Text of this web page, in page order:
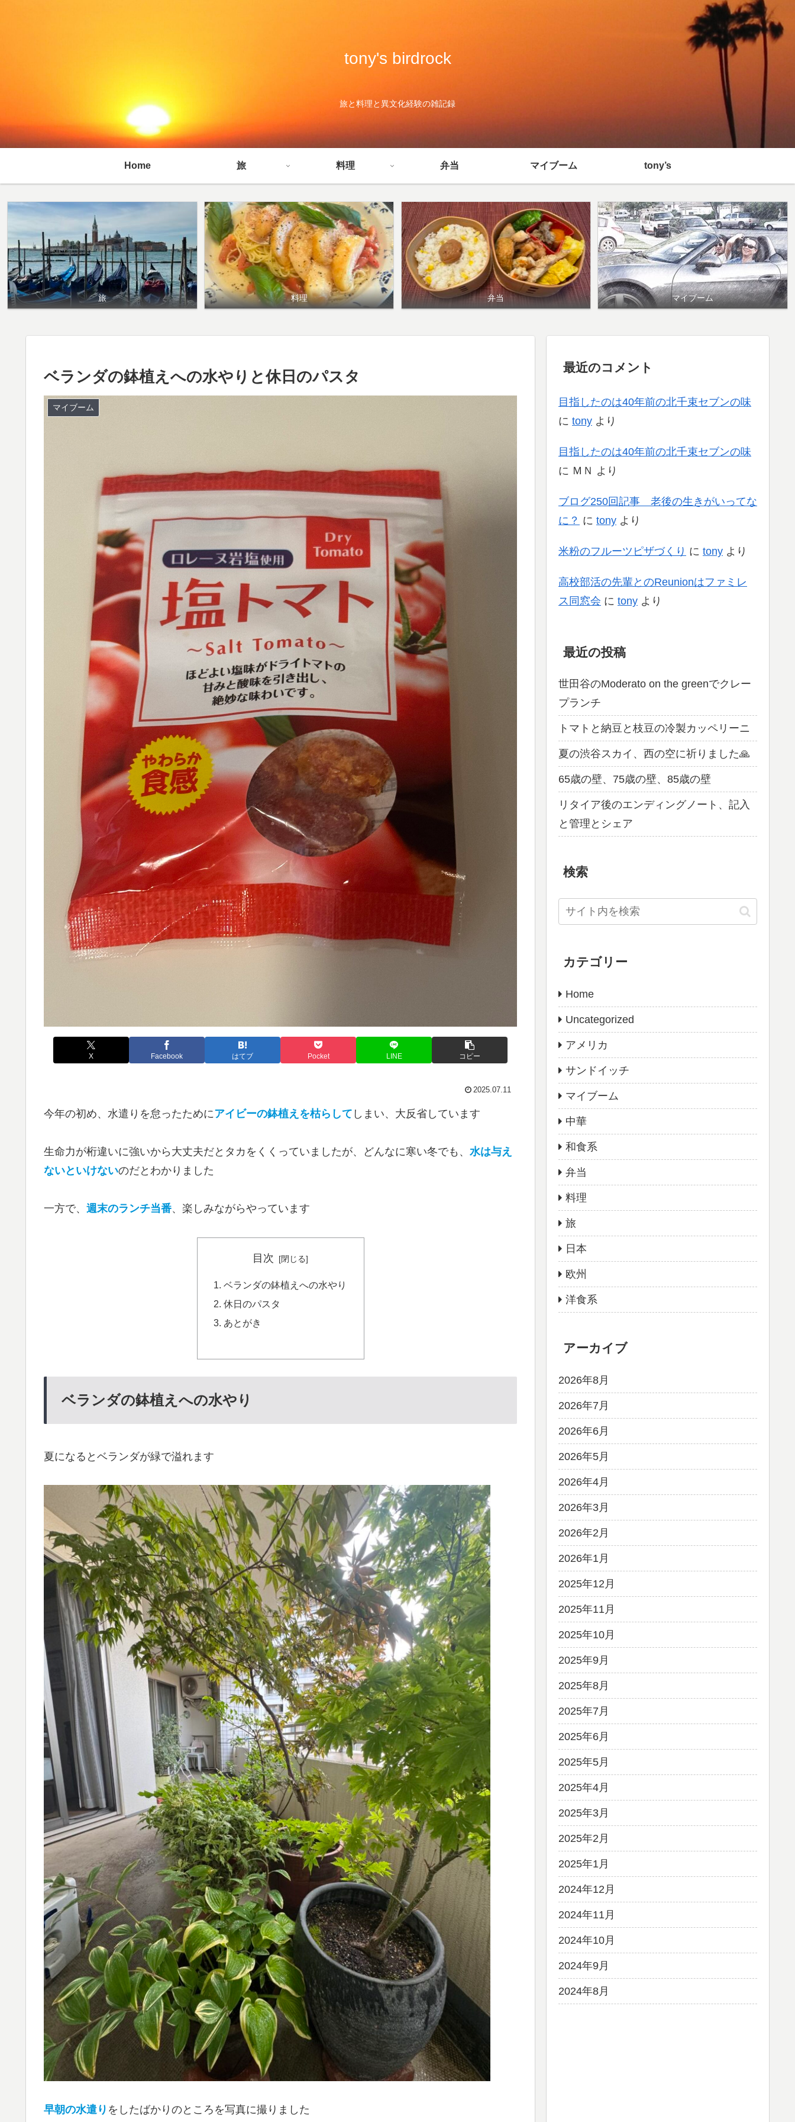
tony's birdrock
旅と料理と異文化経験の雑記録
Home 旅 料理 弁当 マイブーム tony’s
旅 料理 弁当 マイブーム
ベランダの鉢植えへの水やりと休日のパスタ
マイブーム
X Facebook はてブ Pocket LINE コピー
2025.07.11
今年の初め、水遣りを怠ったためにアイビーの鉢植えを枯らして しまい、大反省しています
生命力が桁違いに強いから大丈夫だとタカをくくっていましたが、どんなに寒い冬でも、 水は与え
ないといけないのだとわかりました
一方で、 週末のランチ当番、楽しみながらやっています
目次
ベランダの鉢植えへの水やり
休日のパスタ
あとがき
ベランダの鉢植えへの水やり
夏になるとベランダが緑で溢れます
早朝の水遣り をしたばかりのところを写真に撮りました
最近のコメント
目指したのは40年前の北千束セブンの味
に tony より
目指したのは40年前の北千束セブンの味
に ＭＮ より
ブログ250回記事 老後の生きがいってな
に？ に tony より
米粉のフルーツピザづくり に tony より
高校部活の先輩とのReunionはファミレ
ス同窓会 に tony より
最近の投稿
世田谷のModerato on the greenでクレー
プランチ
トマトと納豆と枝豆の冷製カッペリーニ
夏の渋谷スカイ、西の空に祈りました🙏
65歳の壁、75歳の壁、85歳の壁
リタイア後のエンディングノート、記入
と管理とシェア
検索
カテゴリー
Home
Uncategorized
アメリカ
サンドイッチ
マイブーム
中華
和食系
弁当
料理
旅
日本
欧州
洋食系
アーカイブ
2026年8月
2026年7月
2026年6月
2026年5月
2026年4月
2026年3月
2026年2月
2026年1月
2025年12月
2025年11月
2025年10月
2025年9月
2025年8月
2025年7月
2025年6月
2025年5月
2025年4月
2025年3月
2025年2月
2025年1月
2024年12月
2024年11月
2024年10月
2024年9月
2024年8月